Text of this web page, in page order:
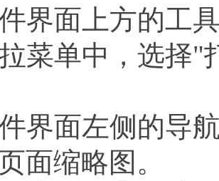
界面上方的工
菜单中，选择"
界面左侧的导
面缩略图。